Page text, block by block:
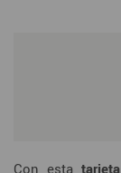
Con esta